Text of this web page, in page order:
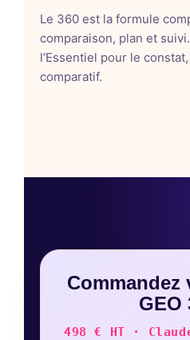
Le 360 est la formule
comparaison, plan et
l’Essentiel pour le
comparatif.
Commandez
GEO
498 € HT ·